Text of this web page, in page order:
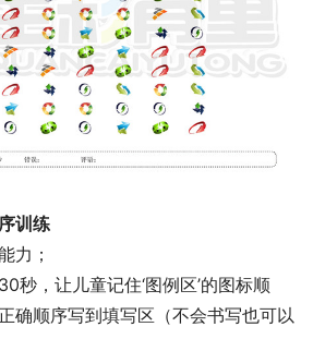
训练
力；
秒，让儿童记住‘图例区’的图标顺
确顺序写到填写区（不会书写也可以